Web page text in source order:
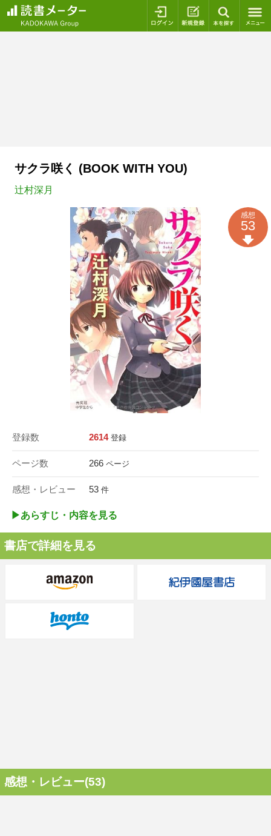
ログイン 新規登録
サクラ咲く (BOOK WITH YOU)
辻村深月
登録数 2614 登録
ページ数 266 ページ
感想・レビュー 53 件
感想
53
▶︎あらすじ・内容を見る
書店で詳細を見る
感想・レビュー(53)